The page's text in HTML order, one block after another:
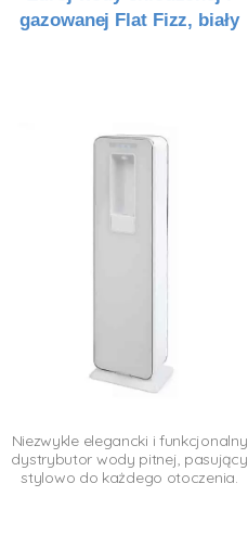
gazowanej Flat Fizz, biały
Niezwykle elegancki i funkcjonalny
dystrybutor wody pitnej, pasujący
stylowo do każdego otoczenia.